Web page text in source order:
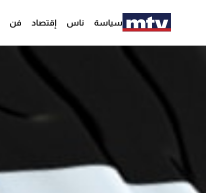
سياسة ناس إقتصاد فن